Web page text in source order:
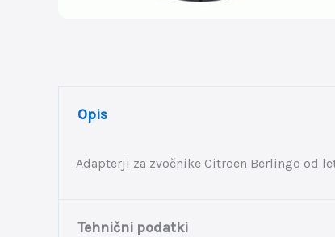
Opis
Adapterji za zvočnike Citroen Berlingo od
Tehnični podatki